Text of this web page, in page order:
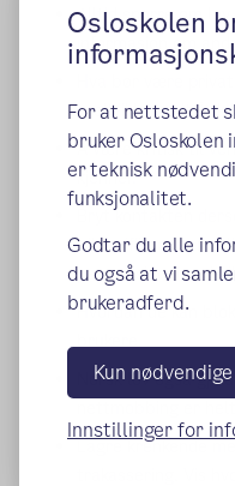
Osloskolen
For at nettstedet
bruker Osloskolen
er teknisk
funksjonalitet.
Godtar du alle
du også at vi
brukeradferd.
Kun nødvendige
Innstillinger for
Alltid spørre om lov
informasjon om
greit/ikke greit å
Å være kritisk til
kjenner.
Bryt kontakten
bilder/filmer som
person sier ting de
Hvordan de kan
Norsk lov også
nettmobbing er
Lagre krenkende